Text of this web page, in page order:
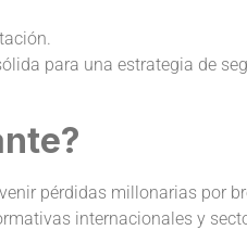
para una estrategia de
pérdidas millonarias por
internacionales y